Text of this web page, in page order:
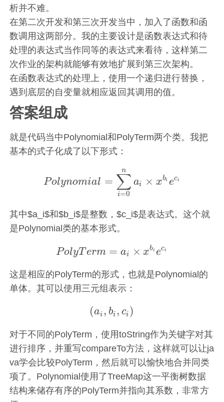
析并不难。
在第二次开发和第三次开发当中，加入了函数和函
数调用这两部分。我的主要设计是函数表达式和待
处理的表达式当作同等的表达式来看待，这样第二
次作业的架构就能够有效地扩展到第三次架构。
在函数表达式的处理上，使用一个递归进行替换，
遇到底层的自变量就相应返回其调用的值。
答案组成
就是代码当中Polynomial和PolyTerm两个类。我把
基本的式子化成了以下形式：
Polynomial = ∑
i=0
n
ai × xbi eci
Polynomial =∑i =0 ai× xb ieci
其中$a_i$和$b_i$是整数，$c_i$是表达式。这个就
是Polynomial类的基本形式。
PolyTerm = ai × xbi eci
PolyTerm=ai×x bi eci
这是相应的PolyTerm的形式，也就是Polynomial的
单体。其可以使用三元组表示：
(ai , bi , ci )
(ai, bi,ci)
对于不同的PolyTerm，使用toString作为关键字对其
进行排序，并重写compareTo方法，这样就可以让ja
va学会比较PolyTerm，然后就可以愉快地合并同类
项了。Polynomial使用了TreeMap这一平衡树数据
结构来储存有序的PolyTerm并指向其系数，非常方